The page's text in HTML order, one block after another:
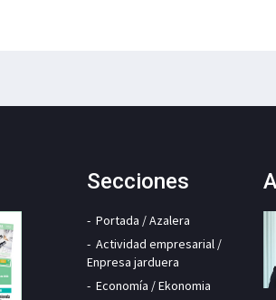
Secciones
Portada / Azalera
Actividad empresarial /
Enpresa jarduera
Economía / Ekonomia